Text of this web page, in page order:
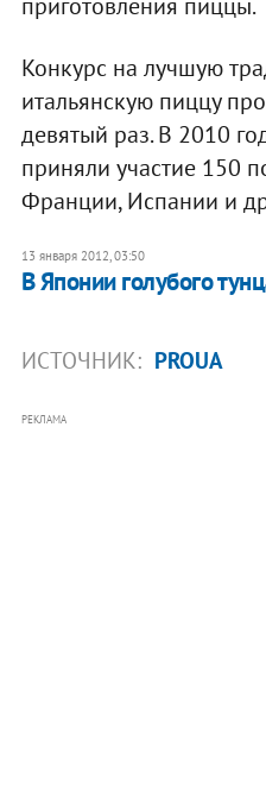
Конкурс на лучшую
итальянскую пиццу
девятый раз. В 2010
приняли участие 150
Франции, Испании и
13 января 2012, 03:50
В Японии голубого
ИСТОЧНИК: PROUA
РЕКЛАМА